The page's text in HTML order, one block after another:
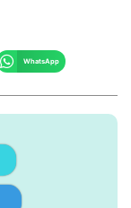
WhatsApp